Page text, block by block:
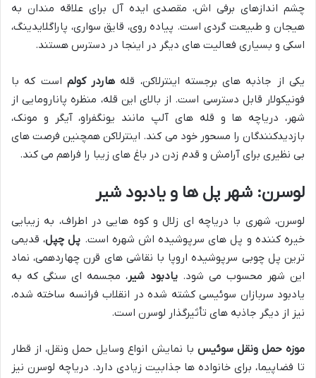
چشم اندازهای برفی اش، مقصدی ایده آل برای علاقه مندان به
هیجان و طبیعت گردی است. پیاده روی، قایق سواری، پاراگلایدینگ،
اسکی و بسیاری فعالیت های دیگر در اینجا در دسترس هستند.
یکی از جاذبه های برجسته اینترلاکن، قله هاردر کولم است که با
فونیکولار قابل دسترسی است. از بالای این قله، منظره پانارومایی از
شهر، دریاچه ها و قله های آلپ مانند یونگفراو، آیگر و مونک،
بازدیدکنندگان را مسحور خود می کند. اینترلاکن همچنین فرصت های
بی نظیری برای آرامش و قدم زدن در باغ های زیبا را فراهم می کند.
لوسرن: شهر پل ها و یادبود شیر
لوسرن، شهری با دریاچه ای زلال و کوه هایی در اطراف، به زیبایی
خیره کننده و پل های سرپوشیده اش شهره است. پل چپل، قدیمی
ترین پل چوبی سرپوشیده اروپا با نقاشی های قرن چهاردهمی، نماد
این شهر محسوب می شود.یادبود شیر، مجسمه ای سنگی که به
یادبود سربازان سوئیسی کشته شده در انقلاب فرانسه ساخته شده،
نیز از دیگر جاذبه های تأثیرگذار لوسرن است.
موزه حمل ونقل سوئیس با نمایش انواع وسایل حمل ونقل، از قطار
تا فضاپیما، برای خانواده ها جذابیت زیادی دارد. دریاچه لوسرن نیز